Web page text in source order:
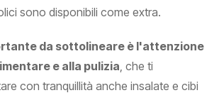
sono disponibili come extra.
da sottolineare è l'attenzione
e alla pulizia , che ti
con tranquillità anche insalate e cibi